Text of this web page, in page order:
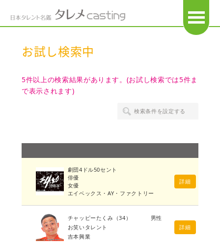
お試し検索中
5件以上の検索結果があります。(お試し検索では5件ま
で表示されます)
検索条件を設定する
劇団4ドル50セント
俳優
女優
エイベックス・AY・ファクトリー
詳細
チャッピーたくみ （34）
男性
お笑いタレント
吉本興業
詳細